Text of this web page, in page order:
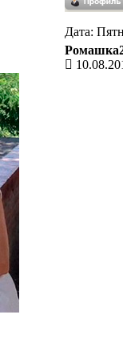
Дата: